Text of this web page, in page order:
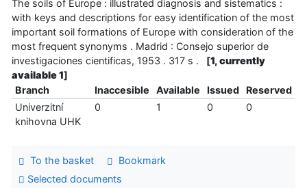
The soils of Europe : illustrated diagnosis and sistematics :
with keys and descriptions for easy identification of the most
important soil formations of Europe with consideration of the
most frequent synonyms . Madrid : Consejo superior de
investigaciones cientificas, 1953 . 317 s .
[1, currently
available 1]
Branch
Inaccesible Available Issued
Reserved
Univerzitní
knihovna UHK
0 1 0 0
To the basket
Bookmark
Selected documents